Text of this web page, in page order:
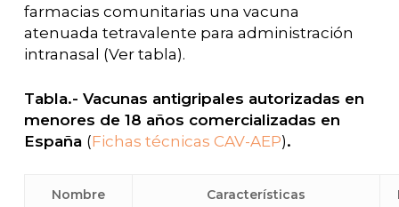
farmacias comunitarias una vacuna
atenuada tetravalente para administración
intranasal (Ver tabla).
Tabla.- Vacunas antigripales autorizadas en
menores de 18 años comercializadas en
España (Fichas técnicas CAV-AEP).
Nombre
Características